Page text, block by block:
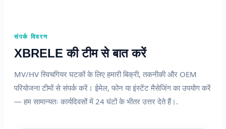
संपर्क विवरण
XBRELE की टीम से बात करें
MV/HV स्विचगियर घटकों के लिए हमारी बिक्री, तकनीकी और OEM
परियोजना टीमों से संपर्क करें। ईमेल, फोन या इंस्टेंट मैसेजिंग का उपयोग करें
— हम सामान्यतः कार्यदिवसों में 24 घंटों के भीतर उत्तर देते हैं।.